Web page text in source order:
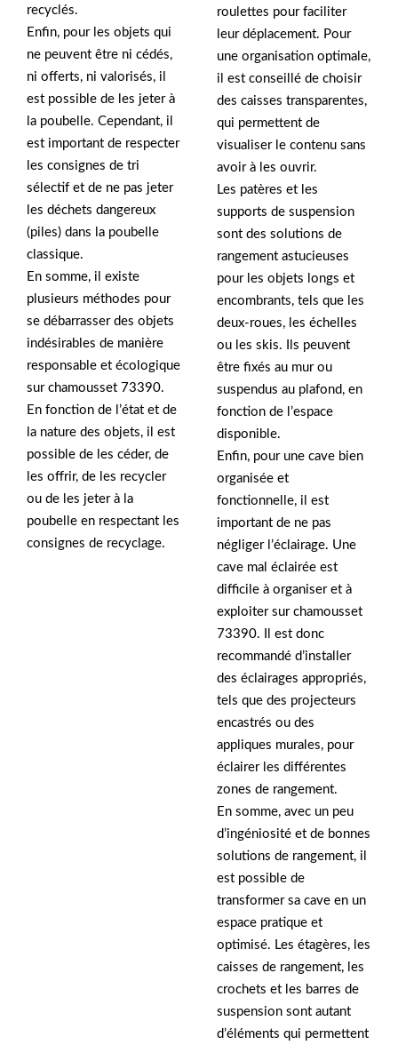
recyclés.
Enfin, pour les objets qui
ne peuvent être ni cédés,
ni offerts, ni valorisés, il
est possible de les jeter à
la poubelle. Cependant, il
est important de respecter
les consignes de tri
sélectif et de ne pas jeter
les déchets dangereux
(piles) dans la poubelle
classique.
En somme, il existe
plusieurs méthodes pour
se débarrasser des objets
indésirables de manière
responsable et écologique
sur chamousset 73390.
En fonction de l’état et de
la nature des objets, il est
possible de les céder, de
les offrir, de les recycler
ou de les jeter à la
poubelle en respectant les
consignes de recyclage.
roulettes pour faciliter
leur déplacement. Pour
une organisation optimale,
il est conseillé de choisir
des caisses transparentes,
qui permettent de
visualiser le contenu sans
avoir à les ouvrir.
Les patères et les
supports de suspension
sont des solutions de
rangement astucieuses
pour les objets longs et
encombrants, tels que les
deux-roues, les échelles
ou les skis. Ils peuvent
être fixés au mur ou
suspendus au plafond, en
fonction de l’espace
disponible.
Enfin, pour une cave bien
organisée et
fonctionnelle, il est
important de ne pas
négliger l’éclairage. Une
cave mal éclairée est
difficile à organiser et à
exploiter sur chamousset
73390. Il est donc
recommandé d’installer
des éclairages appropriés,
tels que des projecteurs
encastrés ou des
appliques murales, pour
éclairer les différentes
zones de rangement.
En somme, avec un peu
d’ingéniosité et de bonnes
solutions de rangement, il
est possible de
transformer sa cave en un
espace pratique et
optimisé. Les étagères, les
caisses de rangement, les
crochets et les barres de
suspension sont autant
d’éléments qui permettent